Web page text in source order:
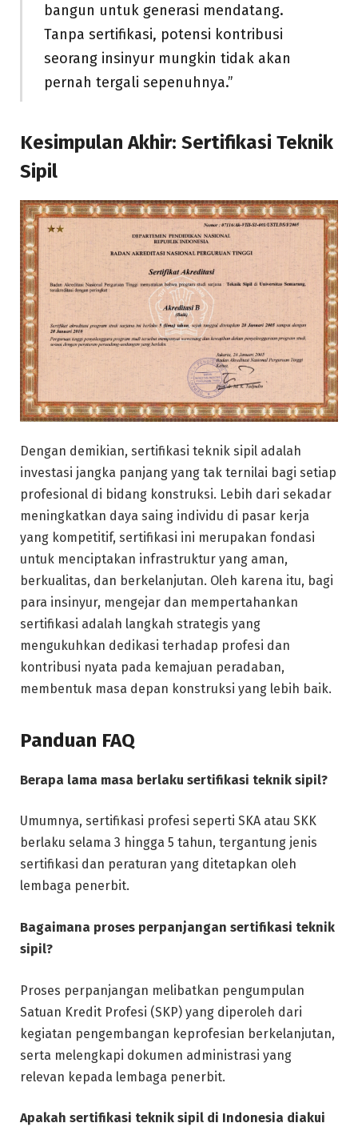
bangun untuk generasi mendatang.
Tanpa sertifikasi, potensi kontribusi
seorang insinyur mungkin tidak akan
pernah tergali sepenuhnya.”
Kesimpulan Akhir: Sertifikasi Teknik
Sipil
Dengan demikian, sertifikasi teknik sipil adalah
investasi jangka panjang yang tak ternilai bagi setiap
profesional di bidang konstruksi. Lebih dari sekadar
meningkatkan daya saing individu di pasar kerja
yang kompetitif, sertifikasi ini merupakan fondasi
untuk menciptakan infrastruktur yang aman,
berkualitas, dan berkelanjutan. Oleh karena itu, bagi
para insinyur, mengejar dan mempertahankan
sertifikasi adalah langkah strategis yang
mengukuhkan dedikasi terhadap profesi dan
kontribusi nyata pada kemajuan peradaban,
membentuk masa depan konstruksi yang lebih baik.
Panduan FAQ
Berapa lama masa berlaku sertifikasi teknik sipil?
Umumnya, sertifikasi profesi seperti SKA atau SKK
berlaku selama 3 hingga 5 tahun, tergantung jenis
sertifikasi dan peraturan yang ditetapkan oleh
lembaga penerbit.
Bagaimana proses perpanjangan sertifikasi teknik
sipil?
Proses perpanjangan melibatkan pengumpulan
Satuan Kredit Profesi (SKP) yang diperoleh dari
kegiatan pengembangan keprofesian berkelanjutan,
serta melengkapi dokumen administrasi yang
relevan kepada lembaga penerbit.
Apakah sertifikasi teknik sipil di Indonesia diakui